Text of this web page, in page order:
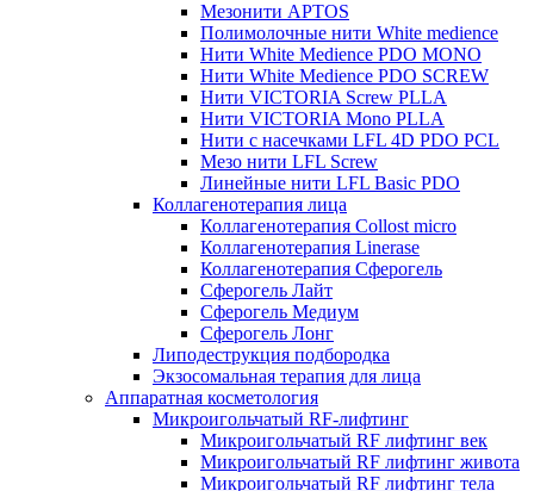
Мезонити APTOS
Полимолочные нити White medience
Нити White Medience PDO MONO
Нити White Medience PDO SCREW
Нити VICTORIA Screw PLLA
Нити VICTORIA Mono PLLA
Нити с насечками LFL 4D PDO PCL
Мезо нити LFL Screw
Линейные нити LFL Basic PDO
Коллагенотерапия лица
Коллагенотерапия Collost micro
Коллагенотерапия Linerase
Коллагенотерапия Сферогель
Сферогель Лайт
Сферогель Медиум
Сферогель Лонг
Липодеструкция подбородка
Экзосомальная терапия для лица
Аппаратная косметология
Микроигольчатый RF-лифтинг
Микроигольчатый RF лифтинг век
Микроигольчатый RF лифтинг живота
Микроигольчатый RF лифтинг тела